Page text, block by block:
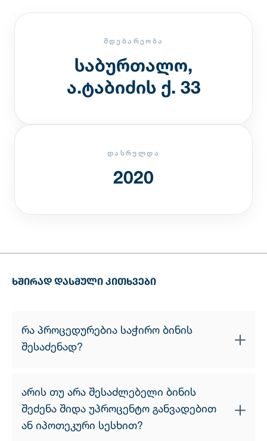
ᲛᲓᲔᲑᲐᲠᲔᲝᲑᲐ
საბურთალო,
ა.ტაბიძის ქ. 33
ᲓᲐᲡᲠᲣᲚᲓᲐ
2020
ᲮᲨᲘᲠᲐᲓ ᲓᲐᲡᲛᲣᲚᲘ ᲙᲘᲗᲮᲕᲔᲑᲘ
რა პროცედურებია საჭირო ბინის
შესაძენად?
მარტივ ეტაპს:
1. ბინის შერჩევა — ჩვენი პროფესიონალი
გაყიდვების მენეჯერები დაგეხმარებიან თქვენი
არის თუ არა შესაძლებელი ბინის
შეძენა შიდა უპროცენტო განვადებით
ან იპოთეკური სესხით?